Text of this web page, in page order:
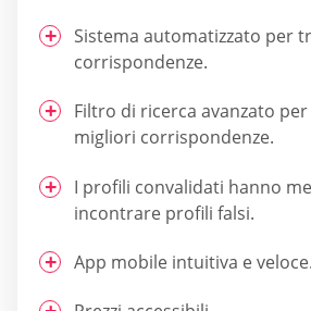
Sistema automatizzato per
corrispondenze.
Filtro di ricerca avanzato
migliori corrispondenze.
I profili convalidati hanno
incontrare profili falsi.
App mobile intuitiva e veloce.